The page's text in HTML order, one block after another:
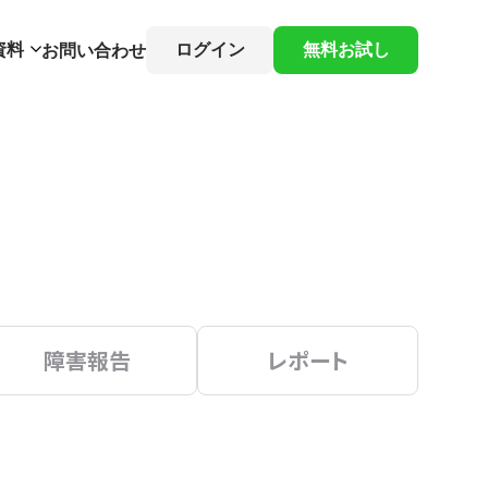
料 お問い合わせ ログイン 無料お試し
障害報告 レポート